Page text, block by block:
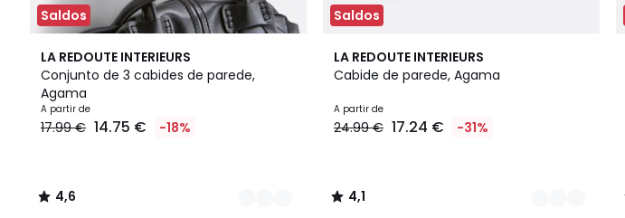
Saldos
LA REDOUTE INTERIEURS
Conjunto de 3 cabides de parede,
Agama
A partir de
17.99 € 14.75 € -18%
4,6
/ 5
2
Cores
4,6
/
Saldos
LA REDOUTE INTERIEURS
Cabide de parede, Agama
A partir de
24.99 € 17.24 € -31%
4,1
/ 5
2
Cores
4,1
/